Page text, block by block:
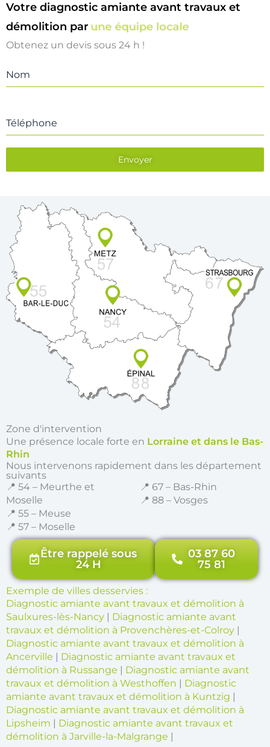
Votre diagnostic amiante avant travaux et
démolition par une équipe locale
Obtenez un devis sous 24 h !
Nom
Téléphone
Envoyer
Zone d'intervention
Une présence locale forte en Lorraine et dans le Bas-
Rhin
Nous intervenons rapidement dans les département
suivants
📍 54 – Meurthe et
Moselle
📍 55 – Meuse
📍 57 – Moselle
📍 67 – Bas-Rhin
📍 88 – Vosges
Être rappelé sous
24 H
03 87 60
75 81
Exemple de villes desservies :
Diagnostic amiante avant travaux et démolition à
Saulxures-lès-Nancy | Diagnostic amiante avant
travaux et démolition à Provenchères-et-Colroy |
Diagnostic amiante avant travaux et démolition à
Ancerville | Diagnostic amiante avant travaux et
démolition à Russange | Diagnostic amiante avant
travaux et démolition à Westhoffen | Diagnostic
amiante avant travaux et démolition à Kuntzig |
Diagnostic amiante avant travaux et démolition à
Lipsheim | Diagnostic amiante avant travaux et
démolition à Jarville-la-Malgrange |